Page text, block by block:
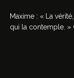
Maxime : « La
qui la contemple. »